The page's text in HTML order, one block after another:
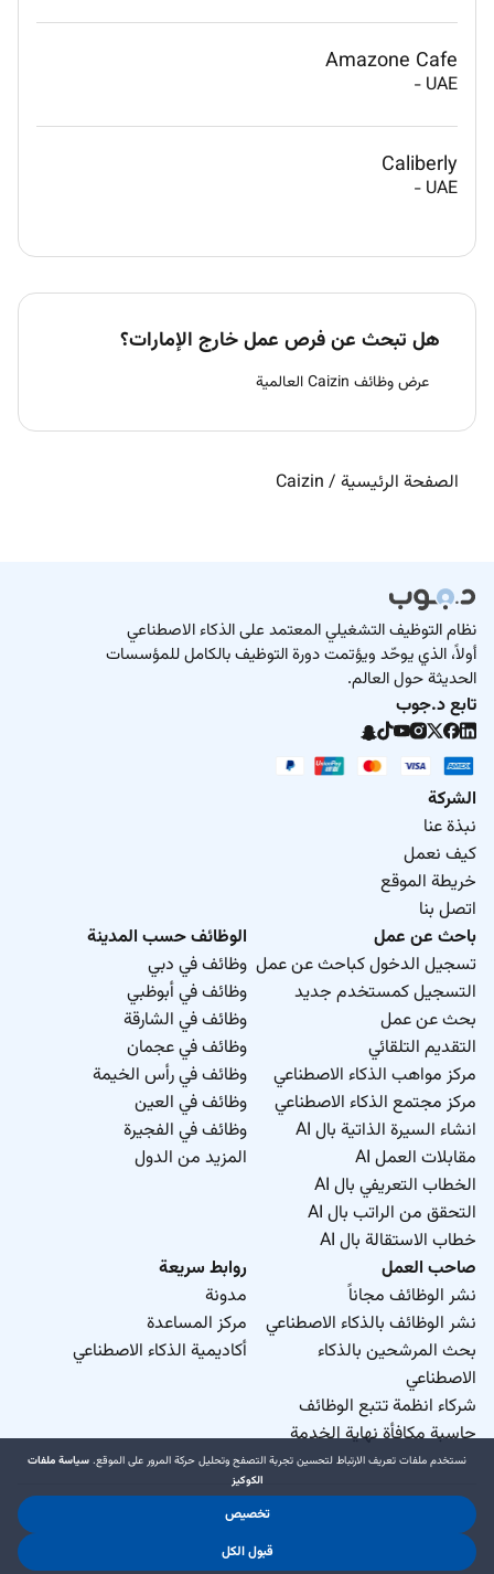
Amazone Cafe
UAE
-
Caliberly
UAE
-
هل تبحث عن فرص عمل خارج الإمارات؟
عرض وظائف Caizin العالمية
الصفحة الرئيسية /
Caizin
نظام التوظيف التشغيلي المعتمد على الذكاء الاصطناعي
أولاً، الذي يوحّد ويؤتمت دورة التوظيف بالكامل للمؤسسات
الحديثة حول العالم.
تابع د.جوب
الشركة
نبذة عنا
كيف نعمل
خريطة الموقع
اتصل بنا
باحث عن عمل
تسجيل الدخول كباحث عن عمل
التسجيل كمستخدم جديد
بحث عن عمل
التقديم التلقائي
مركز مواهب الذكاء الاصطناعي
مركز مجتمع الذكاء الاصطناعي
انشاء السيرة الذاتية بال AI
مقابلات العمل AI
الخطاب التعريفي بال AI
التحقق من الراتب بال AI
خطاب الاستقالة بال AI
الوظائف حسب المدينة
وظائف في دبي
وظائف في أبوظبي
وظائف في الشارقة
وظائف في عجمان
وظائف في رأس الخيمة
وظائف في العين
وظائف في الفجيرة
المزيد من الدول
صاحب العمل
نشر الوظائف مجاناً
نشر الوظائف بالذكاء الاصطناعي
بحث المرشحين بالذكاء
الاصطناعي
شركاء انظمة تتبع الوظائف
حاسبة مكافأة نهاية الخدمة
روابط سريعة
مدونة
مركز المساعدة
أكاديمية الذكاء الاصطناعي
سياسة الخصوصية
نستخدم ملفات تعريف الارتباط لتحسين تجربة التصفح وتحليل حركة المرور على الموقع. سياسة ملفات
الكوكيز
تخصيص
قبول الكل